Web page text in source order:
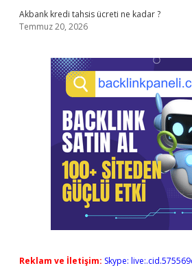
Akbank kredi tahsis ücreti ne kadar ?
Temmuz 20, 2026
Reklam ve İletişim: Skype: